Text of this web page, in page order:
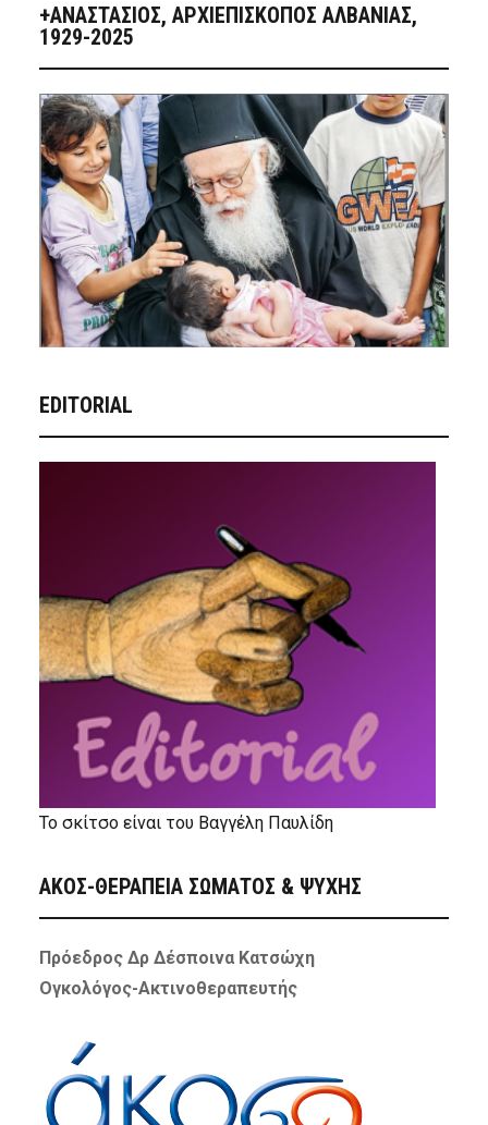
+ΑΝΑΣΤΆΣΙΟΣ, ΑΡΧΙΕΠΊΣΚΟΠΟΣ ΑΛΒΑΝΊΑΣ,
1929-2025
EDITORIAL
Το σκίτσο είναι του Βαγγέλη Παυλίδη
ΑΚΟΣ-ΘΕΡΑΠΕΙΑ ΣΩΜΑΤΟΣ & ΨΥΧΗΣ
Πρόεδρος Δρ Δέσποινα Κατσώχη
Ογκολόγος-Ακτινοθεραπευτής